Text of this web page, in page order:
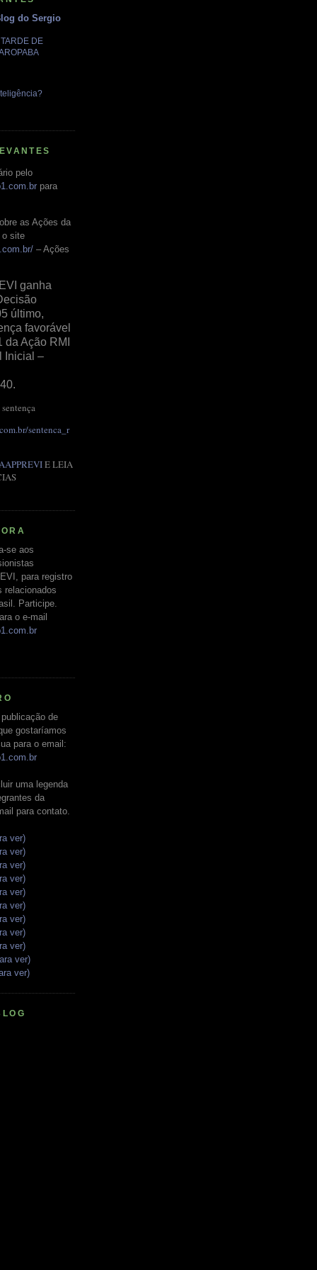
do Sergio
DE
pelo
para
as Ações da
o site
– Ações
ganha
último,
favorável
da Ação RMI
Inicial –
sentenca_r
AAPPREVIE LEIA
se aos
para registro
relacionados
Participe.
o e-mail
de
gostaríamos
para o email:
uma legenda
da
para contato.
ver)
ver)
ver)
ver)
ver)
ver)
ver)
ver)
ver)
ver)
ver)